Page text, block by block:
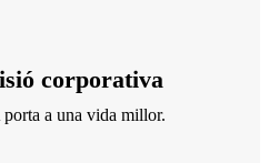
corporativa
a una vida millor.